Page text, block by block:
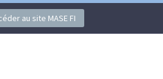
au site MASE FI